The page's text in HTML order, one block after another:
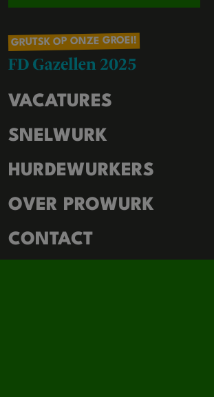
GRUTSK OP ONZE GROEI!
VACATURES
SNELWURK
HURDEWURKERS
OVER PROWURK
CONTACT